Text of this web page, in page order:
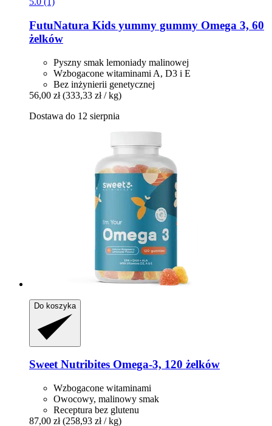
FutuNatura Kids yummy gummy Omega 3, 60
żelków
Pyszny smak lemoniady malinowej
Wzbogacone witaminami A, D3 i E
Bez inżynierii genetycznej
56,00 zł (333,33 zł / kg)
Dostawa do 12 sierpnia
Do koszyka
Sweet Nutribites Omega-​3, 120 żelków
Wzbogacone witaminami
Owocowy, malinowy smak
Receptura bez glutenu
87,00 zł (258,93 zł / kg)